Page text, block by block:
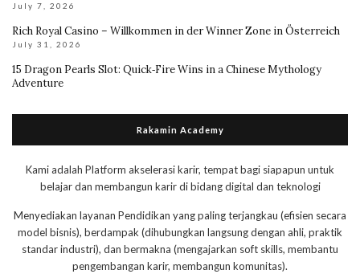
July 7, 2026
Rich Royal Casino – Willkommen in der Winner Zone in Österreich
July 31, 2026
15 Dragon Pearls Slot: Quick‑Fire Wins in a Chinese Mythology
Adventure
Rakamin Academy
Kami adalah Platform akselerasi karir, tempat bagi siapapun untuk
belajar dan membangun karir di bidang digital dan teknologi
Menyediakan layanan Pendidikan yang paling terjangkau (efisien secara
model bisnis), berdampak (dihubungkan langsung dengan ahli, praktik
standar industri), dan bermakna (mengajarkan soft skills, membantu
pengembangan karir, membangun komunitas).